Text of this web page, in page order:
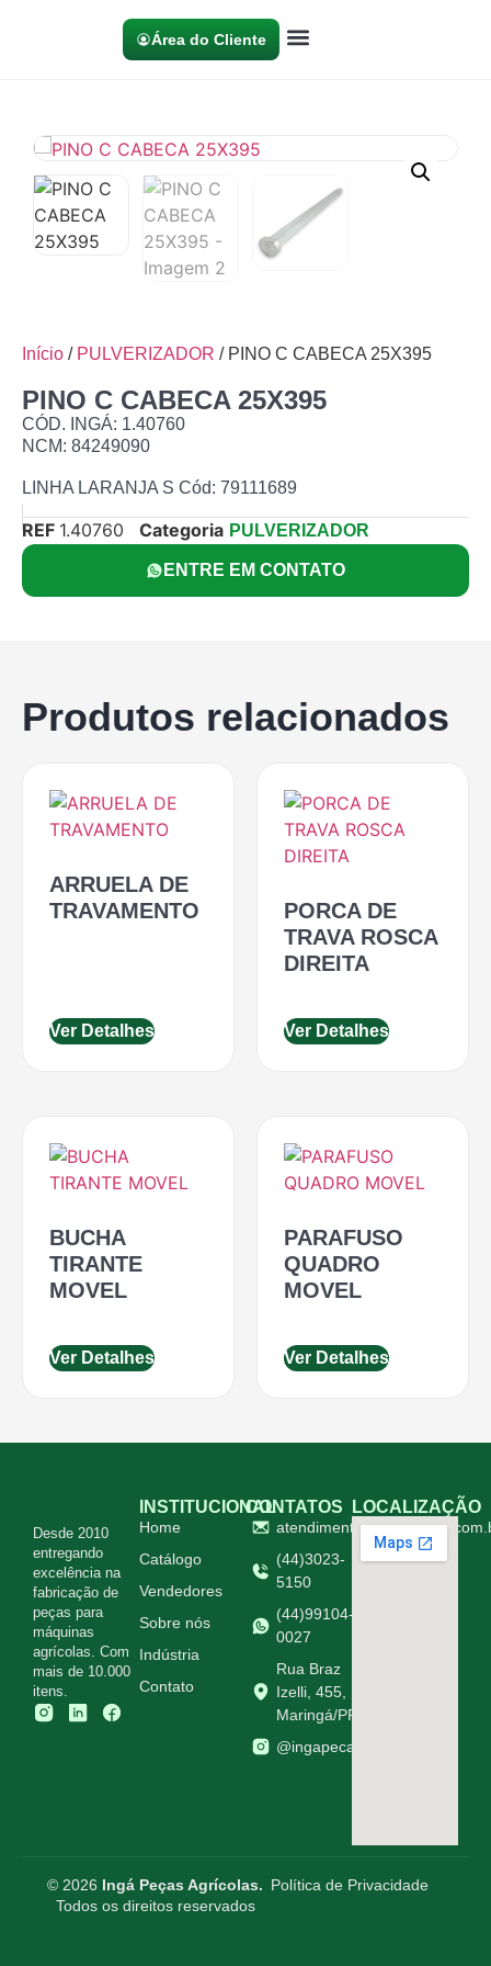
Área do Cliente
Início / PULVERIZADOR / PINO C CABECA 25X395
PINO C CABECA 25X395
CÓD. INGÁ: 1.40760
NCM: 84249090
LINHA LARANJA S Cód: 79111689
REF 1.40760 Categoria PULVERIZADOR
ENTRE EM CONTATO
Produtos relacionados
ARRUELA DE
TRAVAMENTO
Ver Detalhes
PORCA DE
TRAVA ROSCA
DIREITA
Ver Detalhes
BUCHA
TIRANTE
MOVEL
Ver Detalhes
PARAFUSO
QUADRO
MOVEL
Ver Detalhes
Desde 2010
entregando
excelência na
fabricação de
peças para
máquinas
agrícolas. Com
mais de 10.000
itens.
INSTITUCIONAL
Home
Catálogo
Vendedores
Sobre nós
Indústria
Contato
CONTATOS
(44)3023-
5150
(44)99104-
0027
Rua Braz
Izelli, 455,
Maringá/PR
@ingapecasagricolas
LOCALIZAÇÃO
© 2026 Ingá Peças Agrícolas.
Todos os direitos reservados
Política de Privacidade